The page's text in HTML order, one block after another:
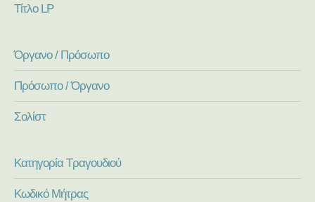
Τίτλο LP
Όργανο / Πρόσωπο
Πρόσωπο / Όργανο
Σολίστ
Κατηγορία Τραγουδιού
Κωδικό Μήτρας